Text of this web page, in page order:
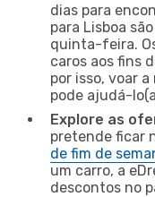
dias para
para Lisboa
quinta-feira.
caros aos fins
por isso, voar
pode ajudá-
Explore as
pretende ficar
de fim de
um carro, a
descontos no